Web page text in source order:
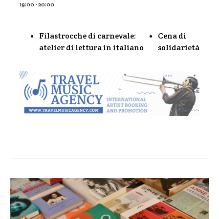
19:00 - 20:00
Filastrocche di carnevale:
atelier di lettura in italiano
Cena di
solidarietà